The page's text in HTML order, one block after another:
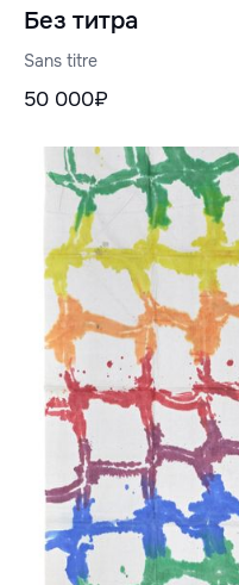
Без титра
Sans titre
50 000₽